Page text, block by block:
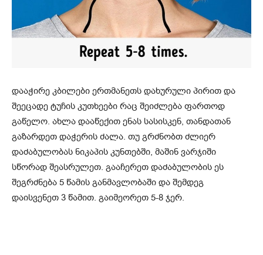
დააჭირე კბილები ერთმანეთს დახურული პირით და
შეეცადე ტუჩის კუთხეები რაც შეიძლება ფართოდ
გაწელო. ახლა დააწექით ენას სასისკენ, თანდათან
გაზარდეთ დაჭერის ძალა. თუ გრძნობთ ძლიერ
დაძაბულობას ნიკაპის კუნთებში, მაშინ ვარჯიში
სწორად შეასრულეთ. გააჩერეთ დაძაბულობის ეს
შეგრძნება 5 წამის განმავლობაში და შემდეგ
დაისვენეთ 3 წამით. გაიმეორეთ 5-8 ჯერ.